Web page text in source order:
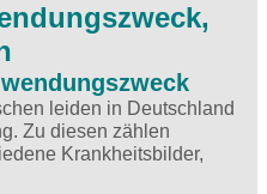
leiden in Deutschland
Zu diesen zählen
Krankheitsbilder,